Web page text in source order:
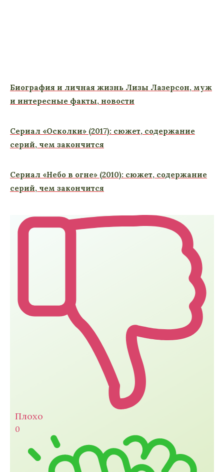
Биография и личная жизнь Лизы Лазерсон, муж
и интересные факты, новости
Сериал «Осколки» (2017): сюжет, содержание
серий, чем закончится
Сериал «Небо в огне» (2010): сюжет, содержание
серий, чем закончится
Плохо
0